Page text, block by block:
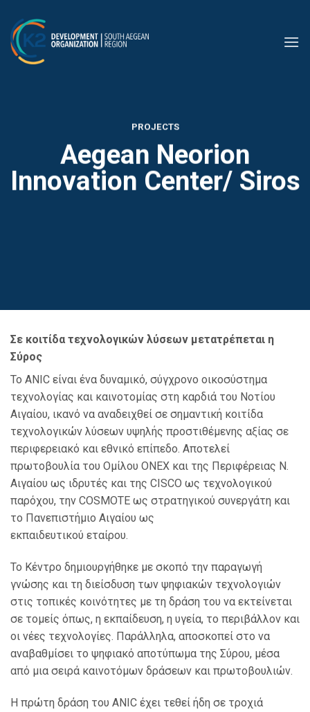
content
PROJECTS
Aegean Neorion
Innovation Center/ Siros
Σε κοιτίδα τεχνολογικών λύσεων μετατρέπεται η
Σύρος
Το ANIC είναι ένα δυναμικό, σύγχρονο οικοσύστημα
τεχνολογίας και καινοτομίας στη καρδιά του Νοτίου
Αιγαίου, ικανό να αναδειχθεί σε σημαντική κοιτίδα
τεχνολογικών λύσεων υψηλής προστιθέμενης αξίας σε
περιφερειακό και εθνικό επίπεδο. Αποτελεί
πρωτοβουλία του Ομίλου ONEX και της Περιφέρειας Ν.
Αιγαίου ως ιδρυτές και της CISCO ως τεχνολογικού
παρόχου, την COSMOTE ως στρατηγικού συνεργάτη και
το Πανεπιστήμιο Αιγαίου ως
εκπαιδευτικού εταίρου.
Το Κέντρο δημιουργήθηκε με σκοπό την παραγωγή
γνώσης και τη διείσδυση των ψηφιακών τεχνολογιών
στις τοπικές κοινότητες με τη δράση του να εκτείνεται
σε τομείς όπως, η εκπαίδευση, η υγεία, το περιβάλλον και
οι νέες τεχνολογίες. Παράλληλα, αποσκοπεί στο να
αναβαθμίσει το ψηφιακό αποτύπωμα της Σύρου, μέσα
από μια σειρά καινοτόμων δράσεων και πρωτοβουλιών.
H πρώτη δράση του ANIC έχει τεθεί ήδη σε τροχιά